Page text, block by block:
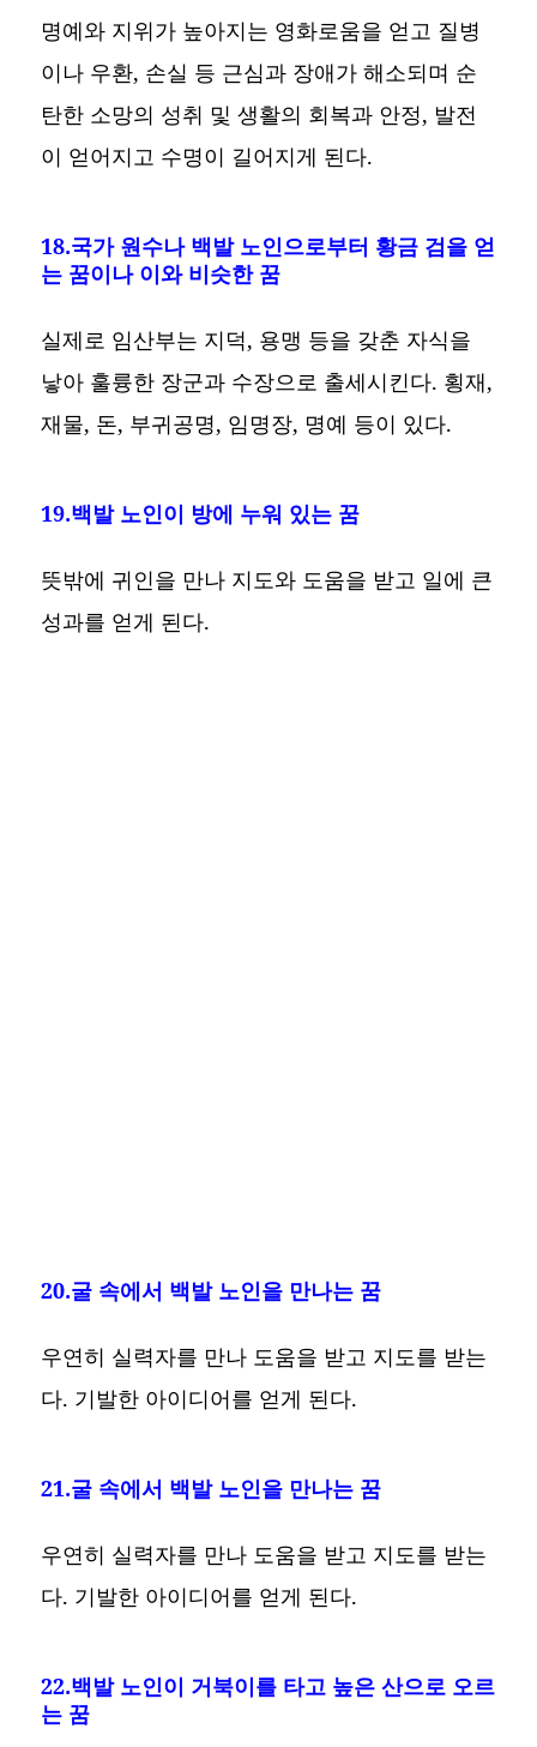
명예와 지위가 높아지는 영화로움을 얻고 질병
이나 우환, 손실 등 근심과 장애가 해소되며 순
탄한 소망의 성취 및 생활의 회복과 안정, 발전
이 얻어지고 수명이 길어지게 된다.
18.국가 원수나 백발 노인으로부터 황금 검을 얻
는 꿈이나 이와 비슷한 꿈
실제로 임산부는 지덕, 용맹 등을 갖춘 자식을
낳아 훌륭한 장군과 수장으로 출세시킨다. 횡재,
재물, 돈, 부귀공명, 임명장, 명예 등이 있다.
19.백발 노인이 방에 누워 있는 꿈
뜻밖에 귀인을 만나 지도와 도움을 받고 일에 큰
성과를 얻게 된다.
20.굴 속에서 백발 노인을 만나는 꿈
우연히 실력자를 만나 도움을 받고 지도를 받는
다. 기발한 아이디어를 얻게 된다.
21.굴 속에서 백발 노인을 만나는 꿈
우연히 실력자를 만나 도움을 받고 지도를 받는
다. 기발한 아이디어를 얻게 된다.
22.백발 노인이 거북이를 타고 높은 산으로 오르
는 꿈